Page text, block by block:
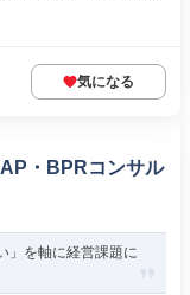
気になる
・BPRコンサル
」を軸に経営課題に